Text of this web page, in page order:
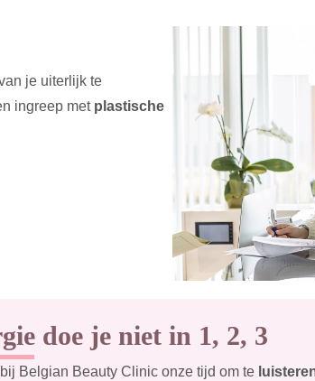
je uiterlijk te
ingreep met plastische
doe je niet in 1, 2, 3
Belgian Beauty Clinic onze tijd om te